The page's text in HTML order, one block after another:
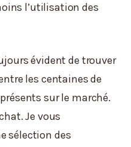
l’utilisation des
évident de trouver
les centaines de
sur le marché.
Je vous
sélection des